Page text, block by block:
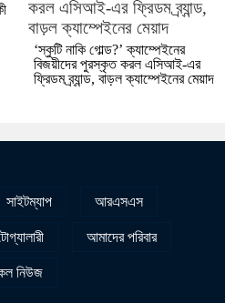
‘স্কুটি নাকি গোল্ড?’ ক্যাম্পেইনের
বিজয়ীদের পুরস্কৃত করল এসিআই-এর
ফ্রিডম ব্র্যান্ড, বাড়ল ক্যাম্পেইনের মেয়াদ
সাইটম্যাপ আরএসএস
আমাদের পরিবার
নিউজ